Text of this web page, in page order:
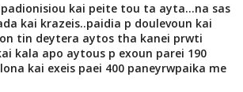
kai peite tou ta ayta...na sas
kai krazeis..paidia p doulevoun kai
tin deytera aytos tha kanei prwti
kala apo aytous p exoun parei 190
kai exeis paei 400 paneyrwpaika me